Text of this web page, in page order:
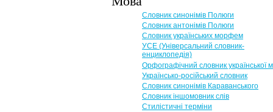
Словник синонімів Полюги
Словник антонімів Полюги
Словник українських морфем
УСЕ (Універсальний словник-
енциклопедія)
Орфографічний словник української
Українсько-російський словник
Словник синонімів Караванського
Словник іншомовник слів
Стилістичні терміни